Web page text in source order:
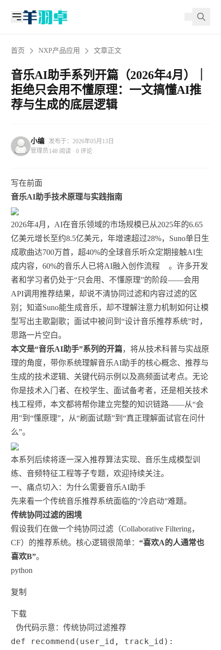
首页 NXP产品应用 文章正文
音乐AI助手系列开篇（2026年4月）｜
拒绝只会用不懂原理：一文搞懂AI推
荐与生成的底层逻辑
小编
管理员
发布于：2026年05月13日
148 阅读 · 0 评论
写在前面
音乐AI助手技术原理与实践指南
2026年4月，AI在音乐领域的市场规模已从2025年的6.65
亿美元增长至约8.5亿美元，年增速超过28%，Suno单日生
成歌曲达700万首，超40%的全球音乐听众定期接触AI生
成内容，60%的音乐人已将AI融入创作流程
。许多开发
者和学习者仍处于“只会用、不懂原理”的阶段——会用
API调用推荐结果，却说不清协同过滤和内容过滤的区
别；知道Suno能生成音乐，却不理解注意力机制如何让模
型写出主歌副歌；面试中被问到“设计音乐推荐系统”时，
思路一片空白。
本文是“音乐AI助手”系列的开篇，将从技术科普与实战原
理的角度，带你系统理解音乐AI助手的核心概念、推荐与
生成的技术逻辑、关键代码示例以及高频面试考点。无论
你是技术入门者、在校学生、面试备考者，还是相关技术
栈工程师，本文都将帮你建立完整的知识链路——从“会
用”到“懂原理”，从“刷面试题”到“真正理解面试官在问什
么”。
本系列后续将逐一深入推荐算法实现、音乐生成模型训
练、音频特征工程等子专题，欢迎持续关注。
一、痛点切入：为什么需要音乐AI助手
先来看一个传统音乐推荐系统面临的“冷启动”难题。
传统协同过滤的困境
假设我们在做一个纯协同过滤（Collaborative Filtering，
CF）的推荐系统。核心逻辑很简单：“喜欢A的人通常也
喜欢B”。
python
复制
下载
伪代码示意：传统协同过滤推荐
def
recommend ( user_id , track_id ) :